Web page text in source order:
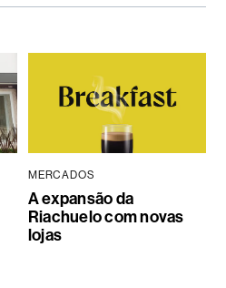
MERCADOS
A expansão da
Riachuelo com novas
lojas